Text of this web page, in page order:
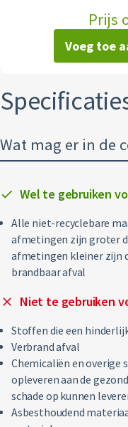
Vertrouwelijk
Alle soorten afval
Voeg toe
Prijs
Wat mag er in de
Wel te gebruiken
Alle niet-recyclebare
afmetingen zijn groter
afmetingen kleiner zijn
brandbaar afval
Niet te gebruiken
Stoffen die een
Verbrand afval
Chemicaliën en overige
opleveren aan de
schade op kunnen
Asbesthoudend